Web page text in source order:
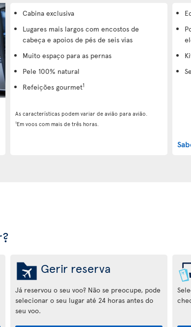
Cabina exclusiva
Lugares mais largos com encostos de
cabeça e apoios de pés de seis vias
Muito espaço para as pernas
Pele 100% natural
Refeições gourmet1
As características podem variar de avião para avião.
1Em voos com mais de três horas.
Gerir reserva
Já reservou o seu voo? Não se preocupe, pode
selecionar o seu lugar até 24 horas antes do
seu voo.